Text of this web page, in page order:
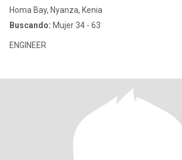
Homa Bay, Nyanza, Kenia
Buscando: Mujer 34 - 63
ENGINEER